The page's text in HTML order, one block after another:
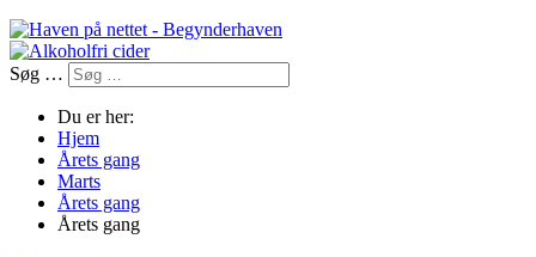
Søg …
Du er her:
Hjem
Årets gang
Marts
Årets gang
Årets gang